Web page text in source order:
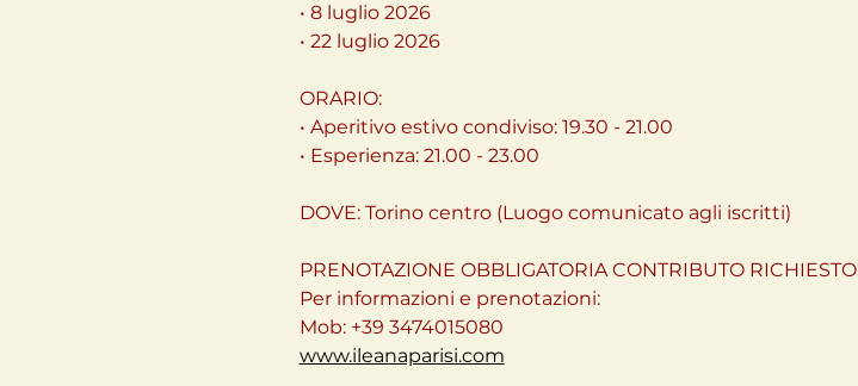
• 8 luglio 2026
• 22 luglio 2026
ORARIO:
• Aperitivo estivo condiviso: 19.30 - 21.00
• Esperienza: 21.00 - 23.00
DOVE: Torino centro (Luogo comunicato agli iscritti)
PRENOTAZIONE OBBLIGATORIA CONTRIBUTO RICHIESTO
Per informazioni e prenotazioni:
Mob: +39 3474015080
www.ileanaparisi.com